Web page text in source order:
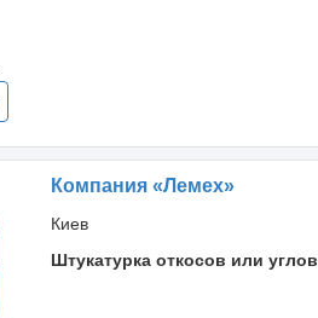
Компания «Лемех»
Киев
Штукатурка откосов или углов